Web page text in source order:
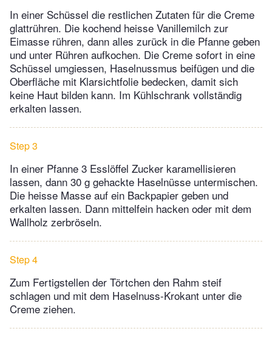
In einer Schüssel die restlichen Zutaten für die Creme
glattrühren. Die kochend heisse Vanillemilch zur
Eimasse rühren, dann alles zurück in die Pfanne geben
und unter Rühren aufkochen. Die Creme sofort in eine
Schüssel umgiessen, Haselnussmus beifügen und die
Oberfläche mit Klarsichtfolie bedecken, damit sich
keine Haut bilden kann. Im Kühlschrank vollständig
erkalten lassen.
Step 3
In einer Pfanne 3 Esslöffel Zucker karamellisieren
lassen, dann 30 g gehackte Haselnüsse untermischen.
Die heisse Masse auf ein Backpapier geben und
erkalten lassen. Dann mittelfein hacken oder mit dem
Wallholz zerbröseln.
Step 4
Zum Fertigstellen der Törtchen den Rahm steif
schlagen und mit dem Haselnuss-Krokant unter die
Creme ziehen.